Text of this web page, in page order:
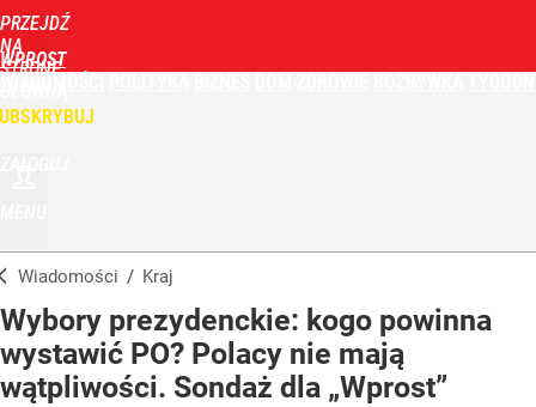
PRZEJDŹ
NA
STRONĘ
WPROST
Wiadomości / Kraj
Wybory prezydenckie: kogo powinna
wystawić PO? Polacy nie mają
wątpliwości. Sondaż dla „Wprost”